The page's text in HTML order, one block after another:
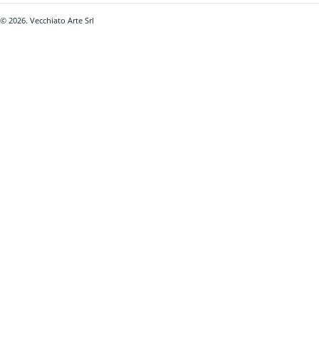
© 2026. Vecchiato Arte Srl